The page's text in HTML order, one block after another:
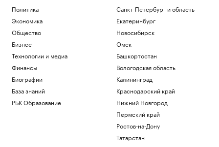
Десятки человек погибли при лобовом
ДТП с двумя автобусами в Нигере
Общество
Бинго Нолана: 9 интересных фактов об
Общество
Дивидендные гэпы в 2026 году: две
трети акций уже восстановили
котировки
Новый Audi Q9 против Mercedes-Benz
GLS и BMW X7. Сравнение, мнения и
Политика
Экономика
Общество
Бизнес
Технологии и медиа
Финансы
Биографии
База знаний
РБК Образование
Санкт-Петербург и область
Екатеринбург
Новосибирск
Омск
Башкортостан
Вологодская область
Калининград
Краснодарский край
Нижний Новгород
Пермский край
Ростов-на-Дону
Татарстан